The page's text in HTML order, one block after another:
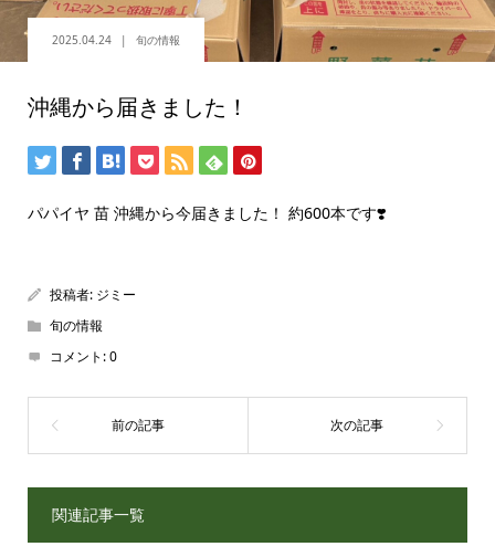
2025.04.24 旬の情報
沖縄から届きました！
パパイヤ 苗 沖縄から今届きました！ 約600本です❣️
投稿者: ジミー
旬の情報
コメント:0
関連記事一覧